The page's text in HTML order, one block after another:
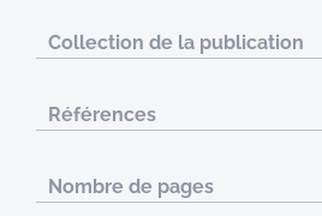
Collection de la publication
Références
Nombre de pages